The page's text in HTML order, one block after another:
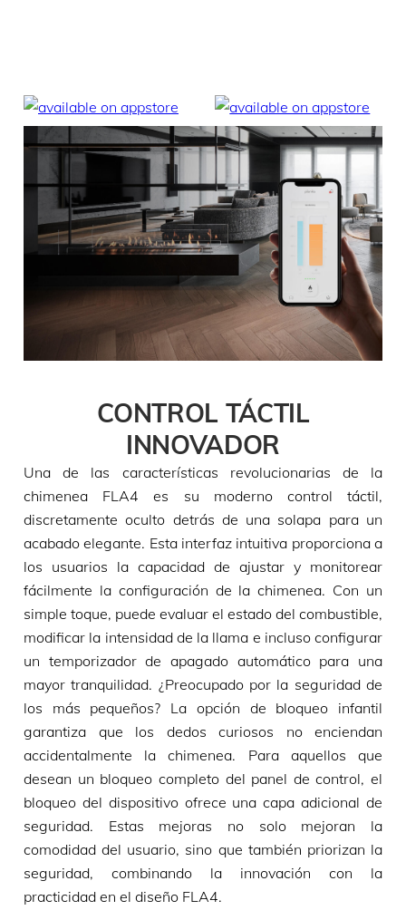
CONTROL TÁCTIL
INNOVADOR
Una de las características revolucionarias de la
chimenea FLA4 es su moderno control táctil,
discretamente oculto detrás de una solapa para un
acabado elegante. Esta interfaz intuitiva proporciona a
los usuarios la capacidad de ajustar y monitorear
fácilmente la configuración de la chimenea. Con un
simple toque, puede evaluar el estado del combustible,
modificar la intensidad de la llama e incluso configurar
un temporizador de apagado automático para una
mayor tranquilidad. ¿Preocupado por la seguridad de
los más pequeños? La opción de bloqueo infantil
garantiza que los dedos curiosos no enciendan
accidentalmente la chimenea. Para aquellos que
desean un bloqueo completo del panel de control, el
bloqueo del dispositivo ofrece una capa adicional de
seguridad. Estas mejoras no solo mejoran la
comodidad del usuario, sino que también priorizan la
seguridad, combinando la innovación con la
practicidad en el diseño FLA4.